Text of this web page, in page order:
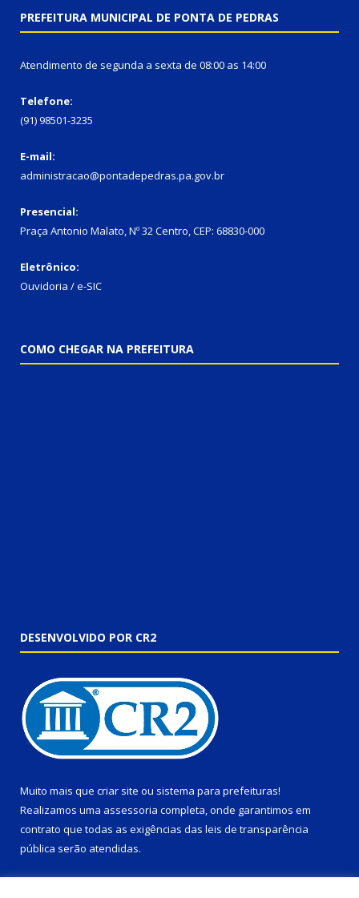
PREFEITURA MUNICIPAL DE PONTA DE PEDRAS
Atendimento de segunda a sexta de 08:00 as 14:00
Telefone:
(91) 98501-3235
E-mail:
administracao@pontadepedras.pa.gov.br
Presencial:
Praça Antonio Malato, Nº 32 Centro, CEP: 68830-000
Eletrônico:
Ouvidoria / e-SIC
COMO CHEGAR NA PREFEITURA
DESENVOLVIDO POR CR2
Muito mais que criar site ou sistema para prefeituras!
Realizamos uma assessoria completa, onde garantimos em
contrato que todas as exigências das leis de transparência
pública serão atendidas.